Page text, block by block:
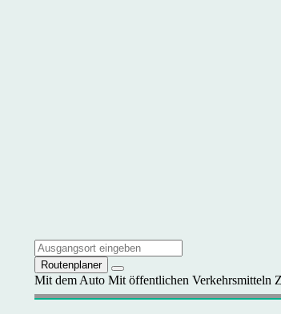
Routenplaner
Mit dem Auto Mit öffentlichen Verkehrsmitteln